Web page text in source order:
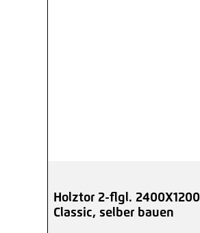
Holztor 2-flgl.
Classic, selber bauen